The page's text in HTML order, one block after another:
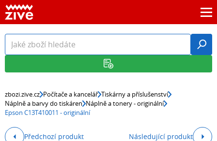
zbozi.zive.cz Počítače a kancelář Tiskárny a příslušenství
Náplně a barvy do tiskáren Náplně a tonery - originální
Epson C13T410011 - originální
Předchozí produkt Následující produkt